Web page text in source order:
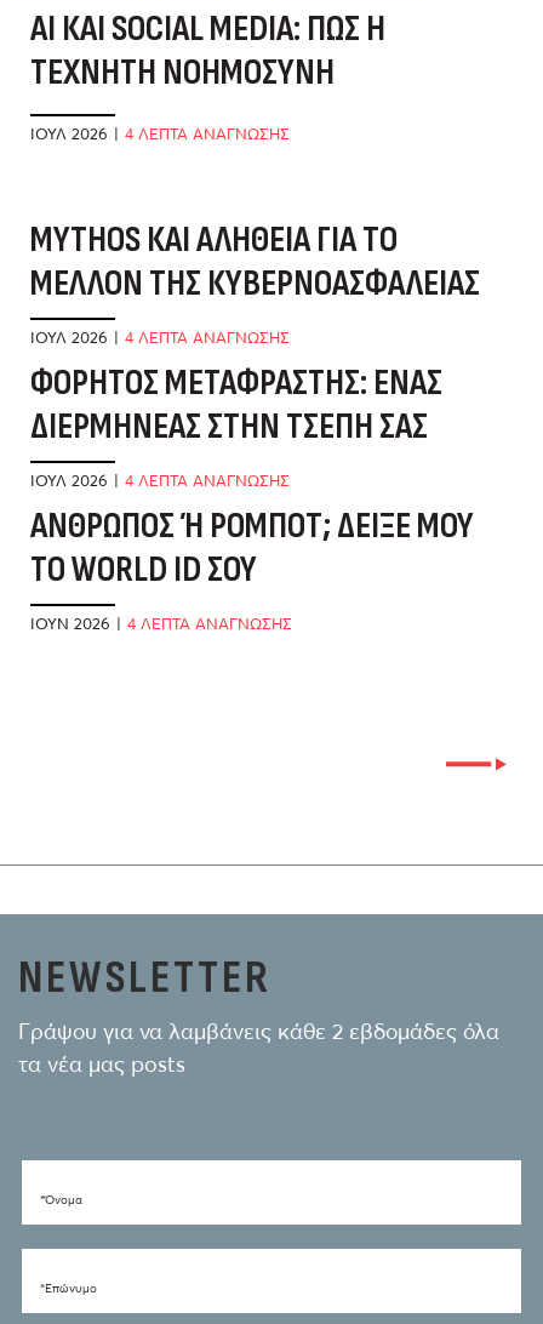
AI ΚΑΙ SOCIAL MEDIA: ΠΏΣ Η
ΤΕΧΝΗΤΉ ΝΟΗΜΟΣΎΝΗ
ΑΛΛΆΖΕΙ ΤΟ ΤΟΠΊΟ
ΙΟΎΛ 2026 | 4 ΛΕΠΤΑ ΑΝΑΓΝΩΣΗΣ
MYTHOS ΚΑΙ ΑΛΉΘΕΙΑ ΓΙΑ ΤΟ
ΜΈΛΛΟΝ ΤΗΣ ΚΥΒΕΡΝΟΑΣΦΆΛΕΙΑΣ
ΙΟΎΛ 2026 | 4 ΛΕΠΤΑ ΑΝΑΓΝΩΣΗΣ
ΦΟΡΗΤΌΣ ΜΕΤΑΦΡΑΣΤΉΣ: ΈΝΑΣ
ΔΙΕΡΜΗΝΈΑΣ ΣΤΗΝ ΤΣΈΠΗ ΣΑΣ
ΙΟΎΛ 2026 | 4 ΛΕΠΤΑ ΑΝΑΓΝΩΣΗΣ
ΆΝΘΡΩΠΟΣ Ή ΡΟΜΠΌΤ; ΔΕΊΞΕ ΜΟΥ Τ
Ο WORLD ID ΣΟΥ
ΙΟΎΝ 2026 | 4 ΛΕΠΤΑ ΑΝΑΓΝΩΣΗΣ
NEWSLETTER
Γράψου για να λαμβάνεις κάθε 2 εβδομάδες όλα
τα νέα μας posts
*Όνομα
*Eπώνυμο